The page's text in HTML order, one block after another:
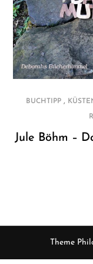
BUCHTIPP ,
Jule Böhm –
Theme